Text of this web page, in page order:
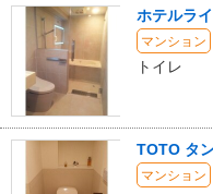
ホテルラ
マンション
トイレ
TOTO タ
マンション